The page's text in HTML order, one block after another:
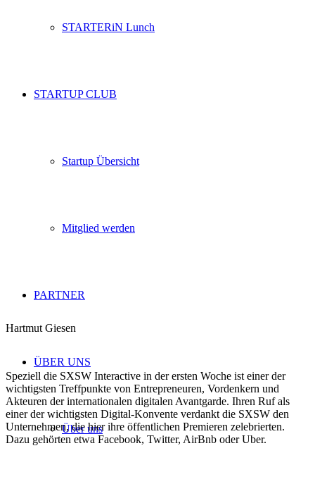
STARTERiN Lunch
STARTUP CLUB
Startup Übersicht
Mitglied werden
PARTNER
ÜBER UNS
Über uns
Hartmut Giesen
Speziell die SXSW Interactive in der ersten Woche ist einer der
wichtigsten Treffpunkte von Entrepreneuren, Vordenkern und
Akteuren der internationalen digitalen Avantgarde. Ihren Ruf als
einer der wichtigsten Digital-Konvente verdankt die SXSW den
Unternehmen, die hier ihre öffentlichen Premieren zelebrierten.
Dazu gehörten etwa Facebook, Twitter, AirBnb oder Uber.